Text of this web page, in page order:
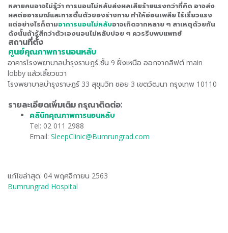
หลายคนอาจไม่รู้ว่า การนอนไม่หลับส่งผลเสียร้ายแรงกว่าที่คิด อาจส่ง
ผลต่ออารมณ์และการตื่นตัวของร่างกาย ทำให้อ่อนเพลีย ไร้เรี่ยวแรง
แต่อย่างไรก็ตามอาการนอนไม่หลับอาจเกิดจากหลาย ๆ สาเหตุด้วยกัน
ดังนั้นถ้ารู้สึกว่าตัวเองนอนไม่หลับบ่อย ๆ ควรรีบพบแพทย์
สถานที่ตั้ง
ศูนย์คุณภาพการนอนหลับ
อาคารโรงพยาบาลบำรุงราษฎร์ ชั้น 9 ฝั่งเหนือ ออกจากลิฟต์ main
lobby แล้วเลี้ยวขวา
โรงพยาบาลบำรุงราษฎร์ 33 สุขุมวิท ซอย 3 เขตวัฒนา กรุงเทพ 10110
รายละเอียดเพิ่มเติม กรุณาติดต่อ:
คลินิกคุณภาพการนอนหลับ
Tel: 02 011 2988
Email: SleepClinic@Bumrungrad.com
แก้ไขล่าสุด: 04 พฤศจิกายน 2563
Bumrungrad Hospital